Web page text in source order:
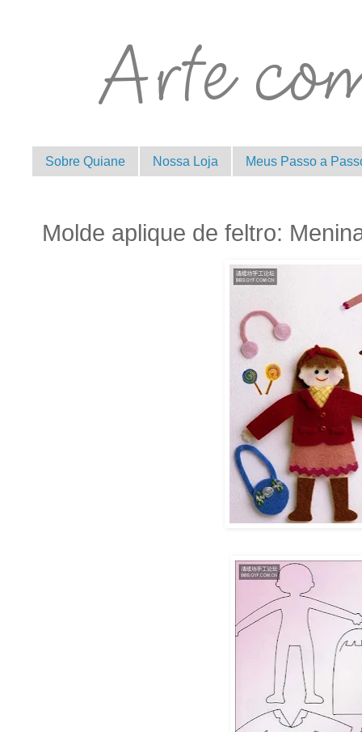
Sobre Quiane Nossa Loja Meus Passo a
Molde aplique de feltro: